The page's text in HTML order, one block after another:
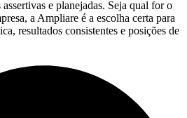
e planejadas. Seja qual for o
a Ampliare é a escolha certa para
resultados consistentes e posições de